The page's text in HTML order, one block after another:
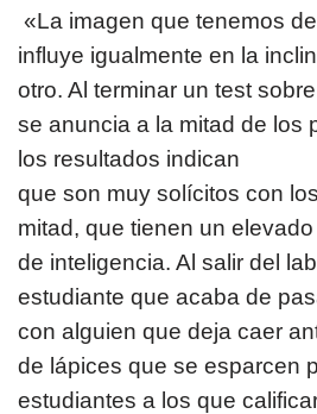
«La imagen que tenemos
influye igualmente en la
otro. Al terminar un test
se anuncia a la mitad de los
los resultados indican
que son muy solícitos con
mitad, que tienen un elevado
de inteligencia. Al salir del
estudiante que acaba de
con alguien que deja caer
de lápices que se esparcen
estudiantes a los que